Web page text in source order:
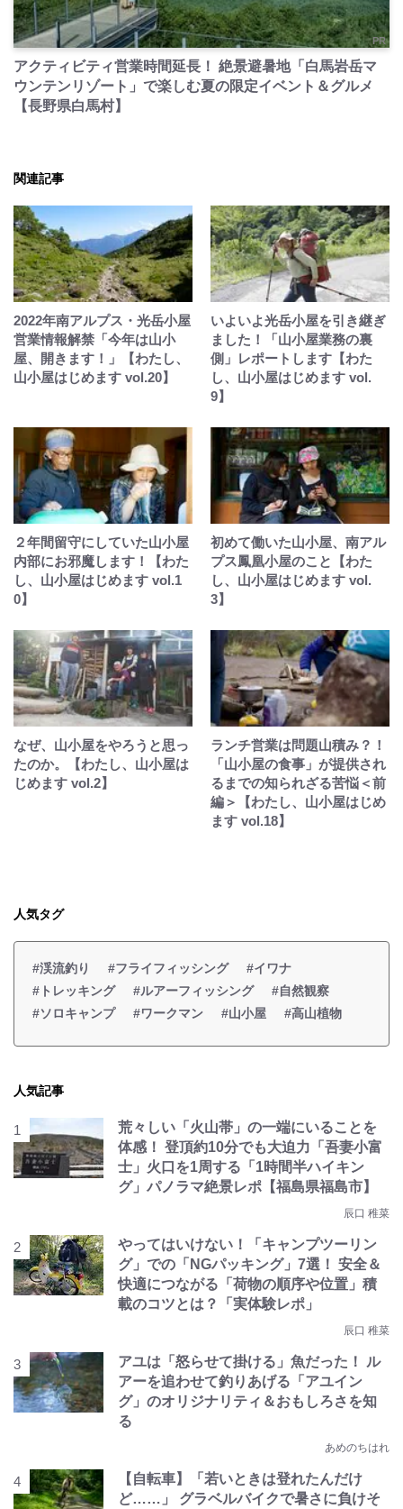
PR
アクティビティ営業時間延長！ 絶景避暑地「白馬岩岳マ
ウンテンリゾート」で楽しむ夏の限定イベント＆グルメ
【長野県白馬村】
関連記事
2022年南アルプス・光岳小屋
営業情報解禁「今年は山小
屋、開きます！」【わたし、
山小屋はじめます vol.20】
いよいよ光岳小屋を引き継ぎ
ました！「山小屋業務の裏
側」レポートします【わた
し、山小屋はじめます vol.
9】
２年間留守にしていた山小屋
内部にお邪魔します！【わた
し、山小屋はじめます vol.1
0】
初めて働いた山小屋、南アル
プス鳳凰小屋のこと【わた
し、山小屋はじめます vol.
3】
なぜ、山小屋をやろうと思っ
たのか。【わたし、山小屋は
じめます vol.2】
ランチ営業は問題山積み？！
「山小屋の食事」が提供され
るまでの知られざる苦悩＜前
編＞【わたし、山小屋はじめ
ます vol.18】
人気タグ
#渓流釣り #フライフィッシング
#イワナ
#トレッキング
#ルアーフィッシング
#自然観察
#ソロキャンプ
#ワークマン #山小屋 #高山植物
人気記事
荒々しい「火山帯」の一端にいることを
体感！ 登頂約10分でも大迫力「吾妻小富
士」火口を1周する「1時間半ハイキン
グ」パノラマ絶景レポ【福島県福島市】
辰口 稚菜
やってはいけない！「キャンプツーリン
グ」での「NGパッキング」7選！ 安全＆
快適につながる「荷物の順序や位置」積
載のコツとは？「実体験レポ」
辰口 稚菜
アユは「怒らせて掛ける」魚だった！ ル
アーを追わせて釣りあげる「アユイン
グ」のオリジナリティ＆おもしろさを知
る
あめのちはれ
【自転車】「若いときは登れたんだけ
ど……」 グラベルバイクで暑さに負けそ